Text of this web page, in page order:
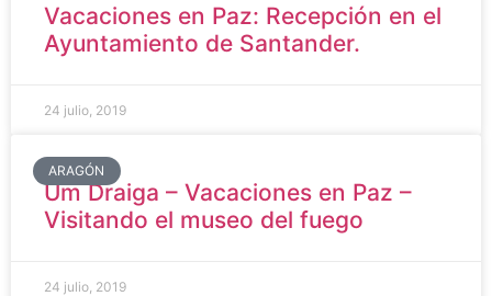
Vacaciones en Paz: Recepción en el
Ayuntamiento de Santander.
24 julio, 2019
ARAGÓN
Um Draiga – Vacaciones en Paz –
Visitando el museo del fuego
24 julio, 2019